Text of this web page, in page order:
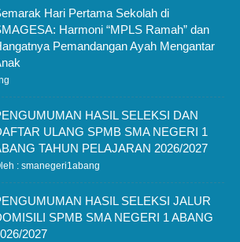
Hari Pertama Sekolah di
Harmoni “MPLS Ramah” dan
Pemandangan Ayah Mengantar
HASIL SELEKSI DAN
ULANG SPMB SMA NEGERI 1
TAHUN PELAJARAN 2026/2027
: smanegeri1abang
HASIL SELEKSI JALUR
SPMB SMA NEGERI 1 ABANG
2027